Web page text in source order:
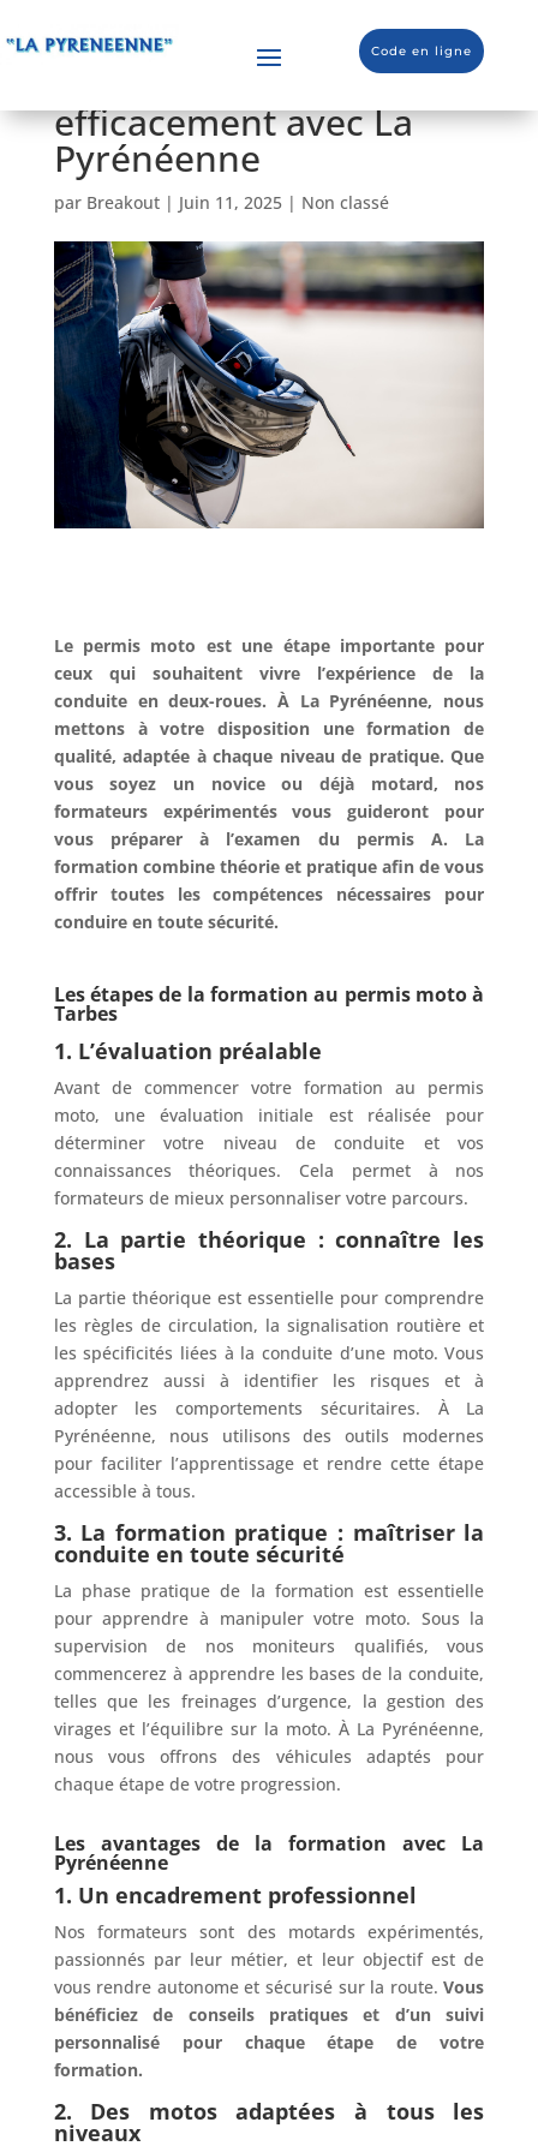
Code en ligne
Permis moto à Tarbes :
efficacement avec La
Pyrénéenne
par Breakout| Juin 11, 2025| Non classé
Le permis moto est une étape importante pour
ceux qui souhaitent vivre l’expérience de la
conduite en deux-roues. À La Pyrénéenne, nous
mettons à votre disposition une formation de
qualité, adaptée à chaque niveau de pratique. Que
vous soyez un novice ou déjà motard, nos
formateurs expérimentés vous guideront pour
vous préparer à l’examen du permis A. La
formation combine théorie et pratique afin de vous
offrir toutes les compétences nécessaires pour
conduire en toute sécurité.
Les étapes de la formation au permis moto à
Tarbes
1. L’évaluation préalable
Avant de commencer votre formation au permis
moto, une évaluation initiale est réalisée pour
déterminer votre niveau de conduite et vos
connaissances théoriques. Cela permet à nos
formateurs de mieux personnaliser votre parcours.
2. La partie théorique : connaître les
bases
La partie théorique est essentielle pour comprendre
les règles de circulation, la signalisation routière et
les spécificités liées à la conduite d’une moto. Vous
apprendrez aussi à identifier les risques et à
adopter les comportements sécuritaires. À La
Pyrénéenne, nous utilisons des outils modernes
pour faciliter l’apprentissage et rendre cette étape
accessible à tous.
3. La formation pratique : maîtriser la
conduite en toute sécurité
La phase pratique de la formation est essentielle
pour apprendre à manipuler votre moto. Sous la
supervision de nos moniteurs qualifiés, vous
commencerez à apprendre les bases de la conduite,
telles que les freinages d’urgence, la gestion des
virages et l’équilibre sur la moto. À La Pyrénéenne,
nous vous offrons des véhicules adaptés pour
chaque étape de votre progression.
Les avantages de la formation avec La
Pyrénéenne
1. Un encadrement professionnel
Nos formateurs sont des motards expérimentés,
passionnés par leur métier, et leur objectif est de
vous rendre autonome et sécurisé sur la route. Vous
bénéficiez de conseils pratiques et d’un suivi
personnalisé pour chaque étape de votre
formation.
2. Des motos adaptées à tous les
niveaux